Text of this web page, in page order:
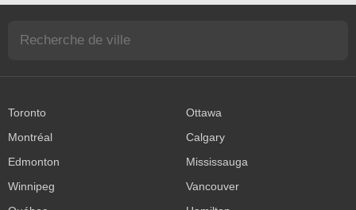
Toronto
Ottawa
Montréal
Calgary
Edmonton
Mississauga
Winnipeg
Vancouver